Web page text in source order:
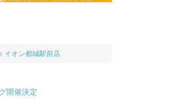
イオン都城駅前店
開催決定